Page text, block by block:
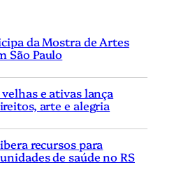
da Mostra de Artes
São Paulo
e ativas lança
arte e alegria
recursos para
de saúde no RS